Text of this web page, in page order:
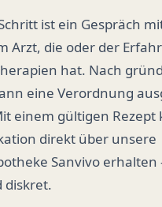
ist ein Gespräch
Arzt, die oder der
hat. Nach
eine Verordnung
einem gültigen Rezept
direkt über unsere
Sanvivo erhalten
diskret.